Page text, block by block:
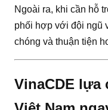
Ngoài ra, khi cần hỗ
phối hợp với đội ngũ
chóng và thuận tiện
VinaCDE lựa